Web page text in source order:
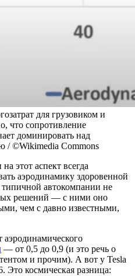
для грузовиком и
что сопротивление
доминировать над
/ ©Wikimedia Commons
этот аспект всегда
аэродинамику здоровенной
автокомпании не
решений — с ними оно
чем с давно известными,
— от 0,5 до 0,9 (и это речь о
и прочим). А вот у Tesla
Это космическая разница: